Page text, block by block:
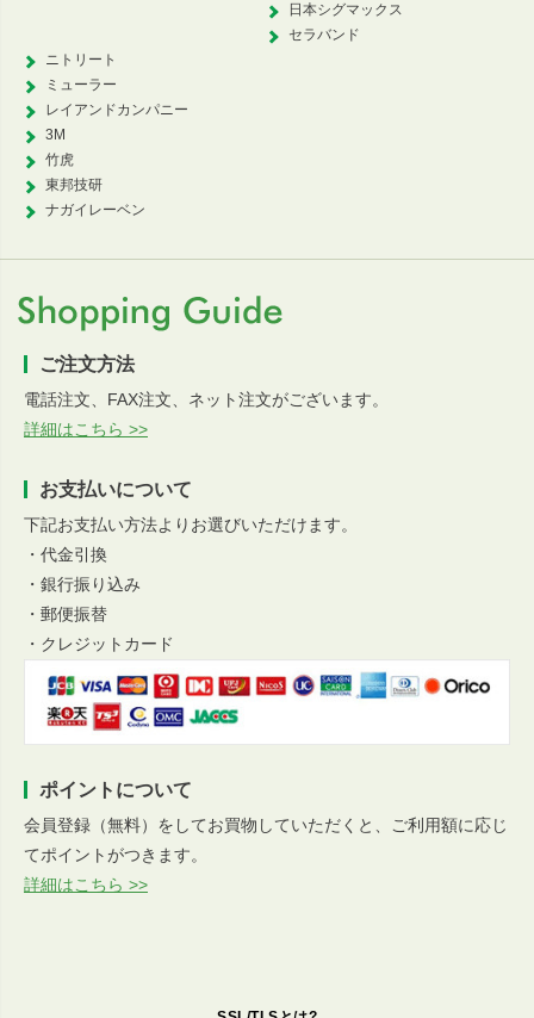
日本シグマックス
セラバンド
ニトリート
ミューラー
レイアンドカンパニー
3M
竹虎
東邦技研
ナガイレーベン
ご注文方法
電話注文、FAX注文、ネット注文がございます。
詳細はこちら >>
お支払いについて
下記お支払い方法よりお選びいただけます。
・代金引換
・銀行振り込み
・郵便振替
・クレジットカード
ポイントについて
会員登録（無料）をしてお買物していただくと、ご利用額に応じ
てポイントがつきます。
詳細はこちら >>